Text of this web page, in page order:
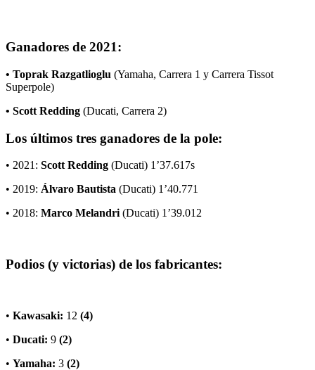
Ganadores de 2021:
• Toprak Razgatlioglu (Yamaha, Carrera 1 y Carrera Tissot
Superpole)
• Scott Redding (Ducati, Carrera 2)
Los últimos tres ganadores de la pole:
• 2021: Scott Redding (Ducati) 1’37.617s
• 2019: Álvaro Bautista (Ducati) 1’40.771
• 2018: Marco Melandri (Ducati) 1’39.012
Podios (y victorias) de los fabricantes:
• Kawasaki: 12 (4)
• Ducati: 9 (2)
• Yamaha: 3 (2)